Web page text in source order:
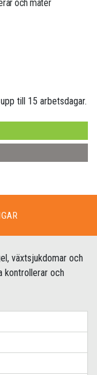
och mäter
till 15 arbetsdagar.
växtsjukdomar och
kontrollerar och